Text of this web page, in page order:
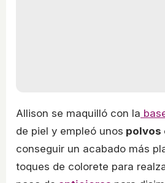
Allison se maquilló con la
de piel y empleó unos polvos
conseguir un acabado más
toques de colorete para